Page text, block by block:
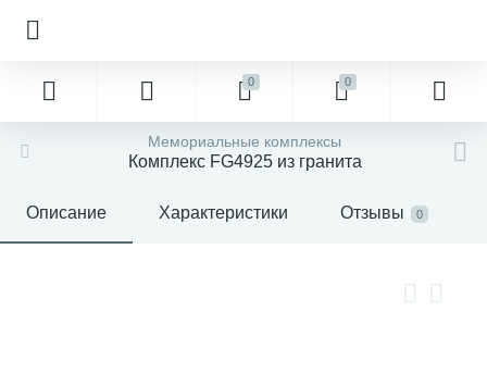
0 0
Мемориальные комплексы
Комплекс FG4925 из гранита
Описание Характеристики Отзывы 0